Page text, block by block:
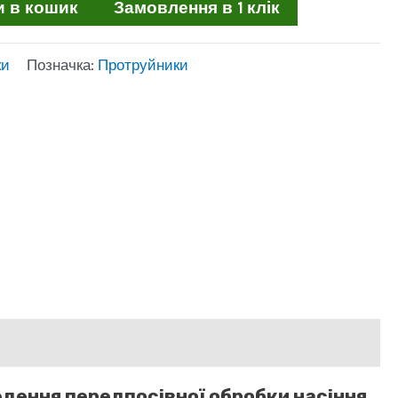
в кошик Замовлення в 1 клік
Позначка: Протруйники